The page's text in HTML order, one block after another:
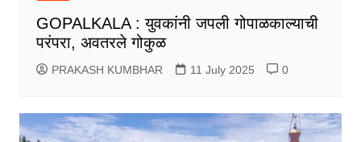
GOPALKALA : युवकांनी जपली गोपाळकाल्याची
परंपरा, अवतरले गोकुळ
PRAKASH KUMBHAR 11 July 2025 0